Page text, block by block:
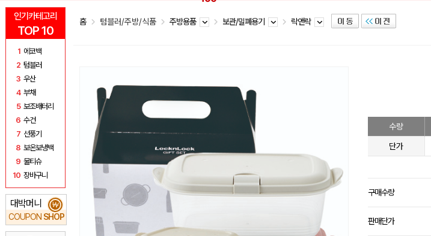
인기카테고리
TOP 10
1 에코백
2 텀블러
3 우산
4 부채
5 보조배터리
6 수건
7 선풍기
8 보온보냉백
9 물티슈
10 장바구니
대박머니
COUPON SHOP
₩
홈 텀블러/주방/식품 주방용품 보관/밀폐용기 락앤락
수량
단가
구매수량
판매단가